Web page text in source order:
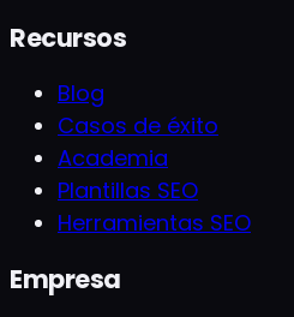
Recursos
Blog
Casos de éxito
Academia
Plantillas SEO
Herramientas SEO
Empresa